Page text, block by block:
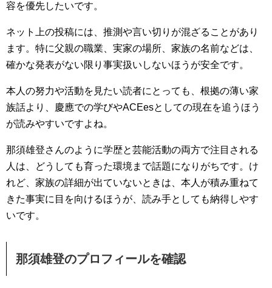
容を優先したいです。
ネット上の投稿には、推測や言い切りが混ざることがあり
ます。特に父親の職業、実家の場所、家族の名前などは、
確かな発表がない限り事実扱いしないほうが安全です。
本人の努力や活動を見たい読者にとっても、根拠の薄い家
族話より、慶應での学びやACEesとしての現在を追うほう
が読みやすいですよね。
那須雄登さんのように学歴と芸能活動の両方で注目される
人は、どうしても育った環境まで話題になりがちです。け
れど、家族の詳細が出ていないときは、本人が積み重ねて
きた事実に目を向けるほうが、読み手としても納得しやす
いです。
那須雄登のプロフィールを確認